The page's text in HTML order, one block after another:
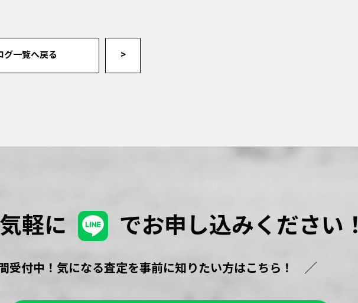
グ一覧へ戻る >
軽に でお申し込みください！
受付中！気になる査定を事前に知りたい方はこちら！